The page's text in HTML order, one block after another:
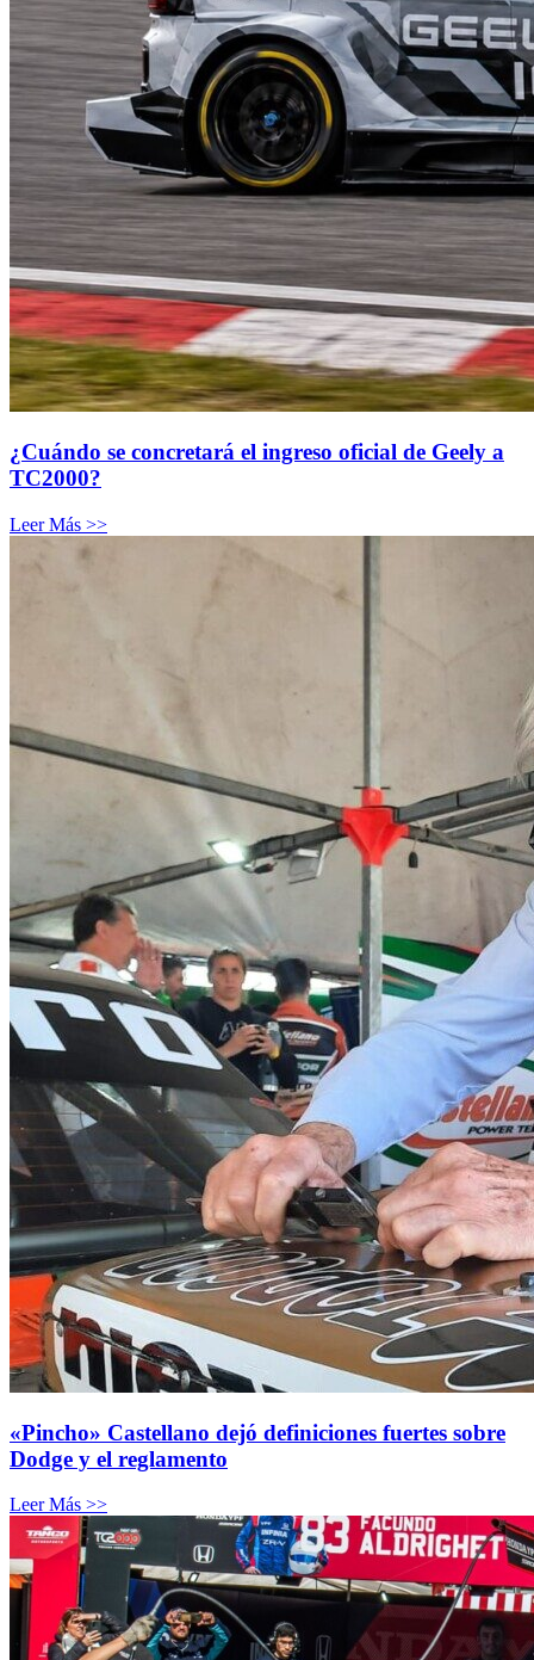
¿Cuándo se concretará el ingreso oficial de Geely a
TC2000?
Leer Más >>
«Pincho» Castellano dejó definiciones fuertes sobre
Dodge y el reglamento
Leer Más >>